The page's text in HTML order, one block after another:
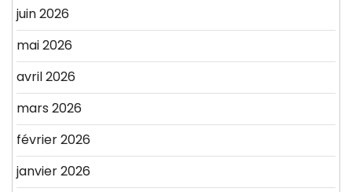
juin 2026
mai 2026
avril 2026
mars 2026
février 2026
janvier 2026